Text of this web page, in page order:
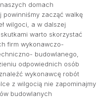
domach
zacząć walkę
wilgoci, a w dalszej
warto skorzystać
firm wykonawczo-
budowlanego,
odpowiednich osób
wykonawcę robót
z wilgocią nie zapominajmy
budowlanych